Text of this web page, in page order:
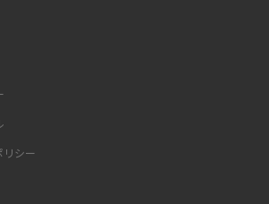
Beyond 5Gや実用化の課題などを解説
リシー